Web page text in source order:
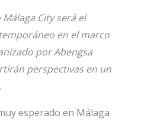
City será el
en el marco
por Abengsa
perspectivas en un
esperado en Málaga